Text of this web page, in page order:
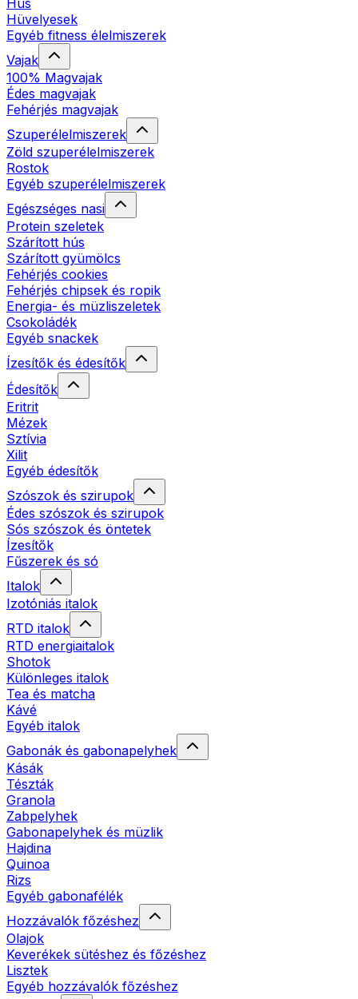
Hús
Hüvelyesek
Egyéb fitness élelmiszerek
Vajak
100% Magvajak
Édes magvajak
Fehérjés magvajak
Szuperélelmiszerek
Zöld szuperélelmiszerek
Rostok
Egyéb szuperélelmiszerek
Egészséges nasi
Protein szeletek
Szárított hús
Szárított gyümölcs
Fehérjés cookies
Fehérjés chipsek és ropik
Energia- és müzliszeletek
Csokoládék
Egyéb snackek
Ízesítők és édesítők
Édesítők
Eritrit
Mézek
Sztívia
Xilit
Egyéb édesítők
Szószok és szirupok
Édes szószok és szirupok
Sós szószok és öntetek
Ízesítők
Fűszerek és só
Italok
Izotóniás italok
RTD italok
RTD energiaitalok
Shotok
Különleges italok
Tea és matcha
Kávé
Egyéb italok
Gabonák és gabonapelyhek
Kásák
Tészták
Granola
Zabpelyhek
Gabonapelyhek és müzlik
Hajdina
Quinoa
Rizs
Egyéb gabonafélék
Hozzávalók főzéshez
Olajok
Keverékek sütéshez és főzéshez
Lisztek
Egyéb hozzávalók főzéshez